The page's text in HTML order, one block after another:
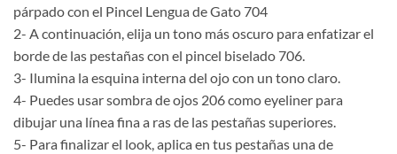
párpado con el Pincel Lengua de Gato 704
2- A continuación, elija un tono más oscuro para enfatizar el
borde de las pestañas con el pincel biselado 706.
3- Ilumina la esquina interna del ojo con un tono claro.
4- Puedes usar sombra de ojos 206 como eyeliner para
dibujar una línea fina a ras de las pestañas superiores.
5- Para finalizar el look, aplica en tus pestañas una de